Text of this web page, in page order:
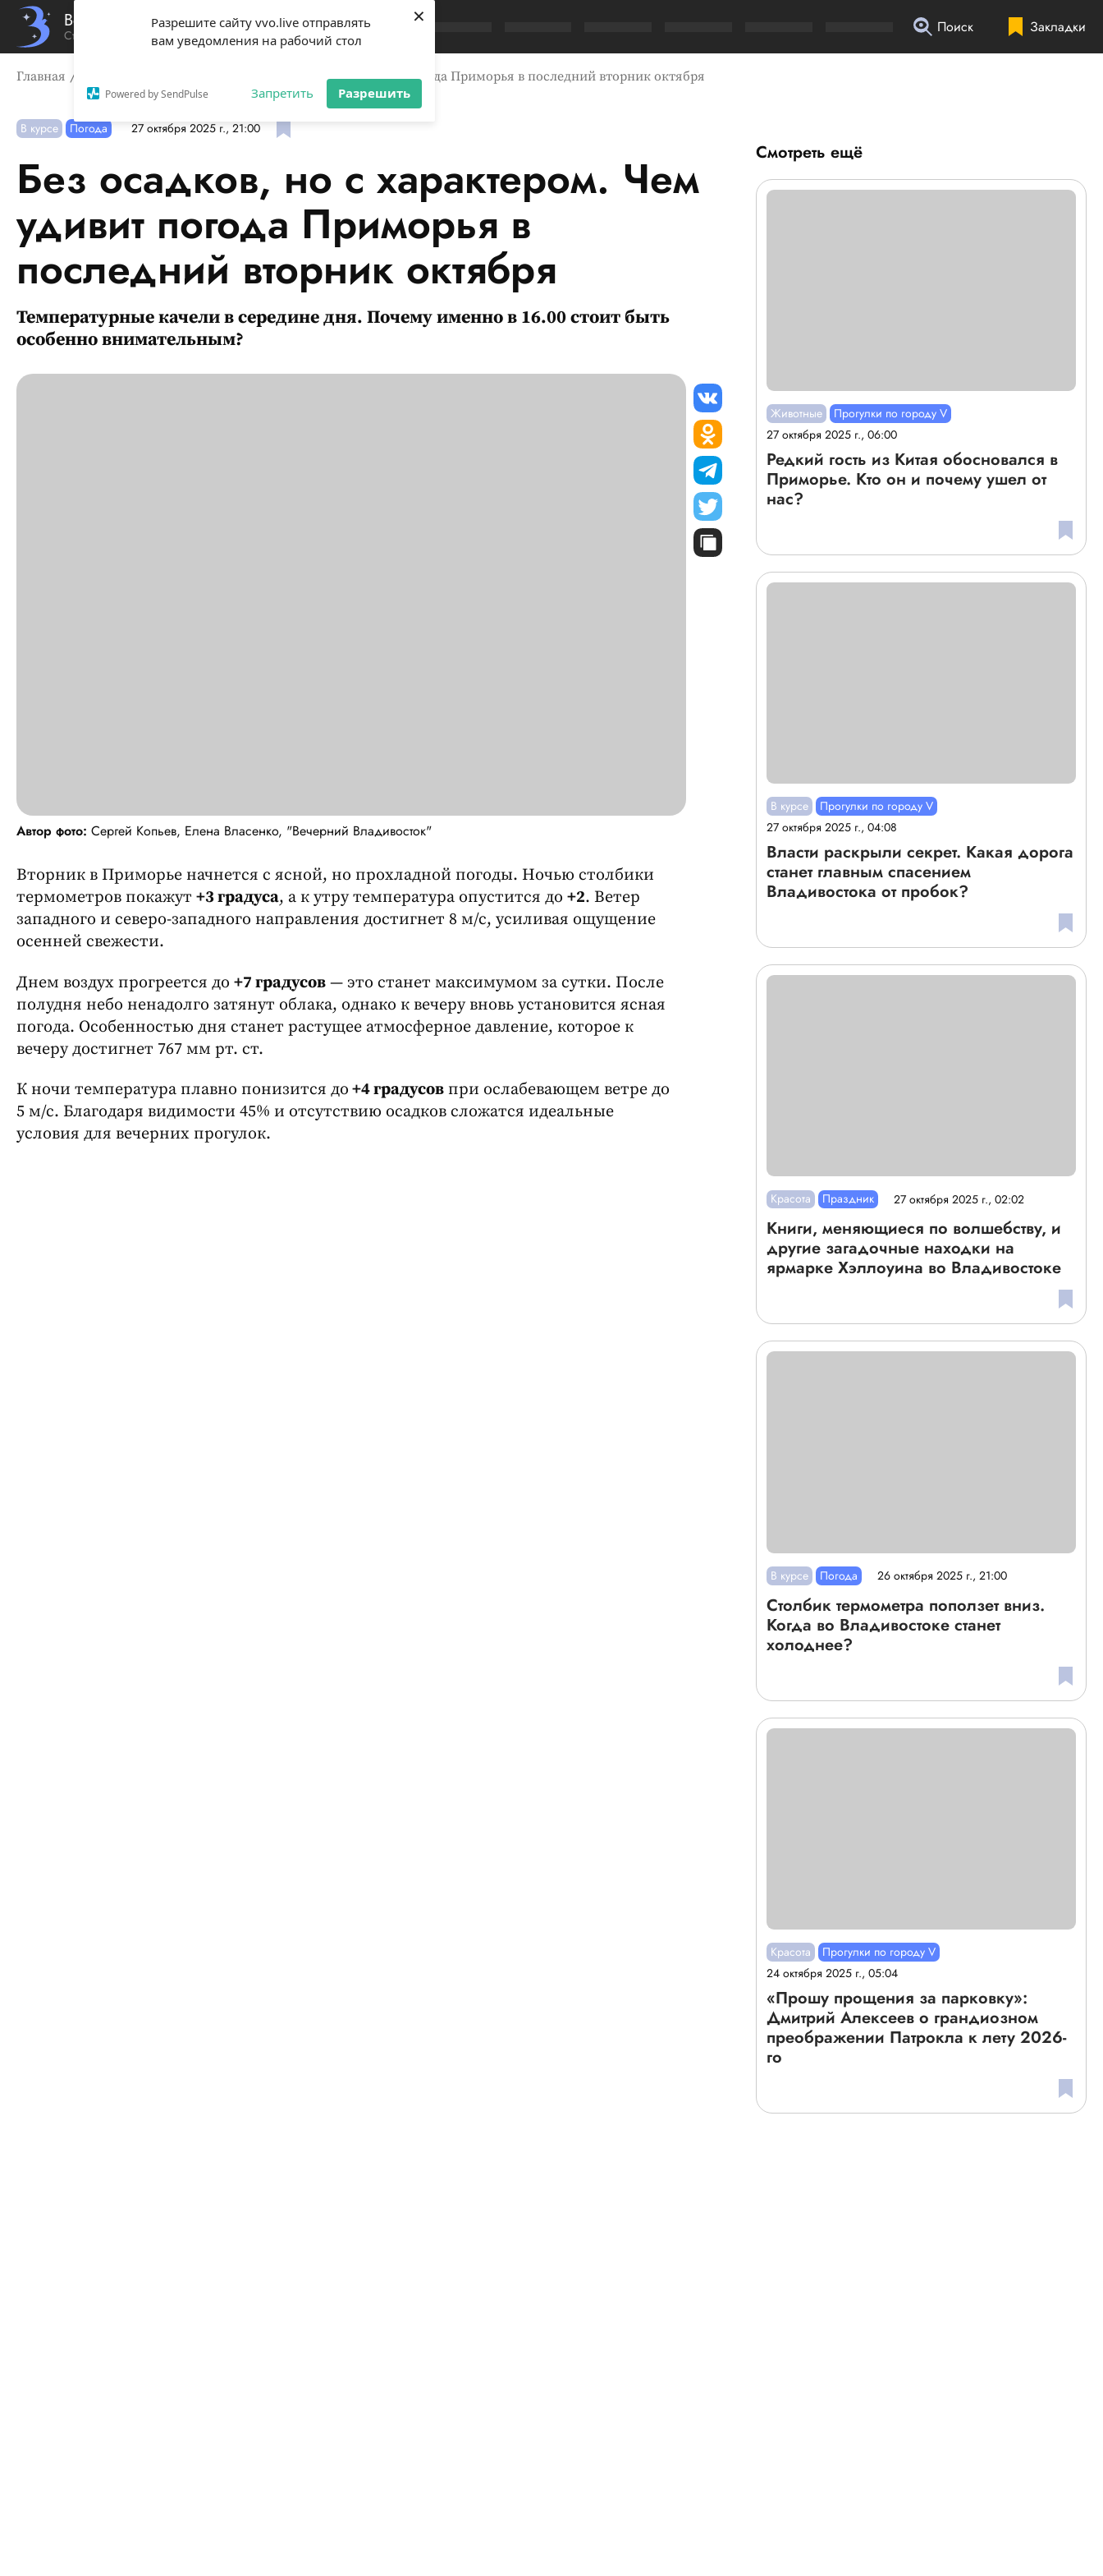
Разрешите сайту vvo.live отправлять
вам уведомления на рабочий стол
Powered by SendPulse Запретить Разрешить
×
Вечерний Владивосток
Стиль жизни твоего города Закладки
Поиск
Главная Без осадков, но с характером. Чем удивит погода Приморья в последний вторник октября
В курсе Погода 27 октября 2025 г., 21:00
Без осадков, но с характером. Чем
удивит погода Приморья в
последний вторник октября
Температурные качели в середине дня. Почему именно в 16.00 стоит быть
особенно внимательным?
Автор фото: Сергей Копьев, Елена Власенко, "Вечерний Владивосток"
Вторник в Приморье начнется с ясной, но прохладной погоды. Ночью столбики
термометров покажут +3 градуса, а к утру температура опустится до +2. Ветер
западного и северо-западного направления достигнет 8 м/с, усиливая ощущение
осенней свежести.
Днем воздух прогреется до +7 градусов — это станет максимумом за сутки. После
полудня небо ненадолго затянут облака, однако к вечеру вновь установится ясная
погода. Особенностью дня станет растущее атмосферное давление, которое к
вечеру достигнет 767 мм рт. ст.
К ночи температура плавно понизится до +4 градусов при ослабевающем ветре до
5 м/с. Благодаря видимости 45% и отсутствию осадков сложатся идеальные
условия для вечерних прогулок.
Смотреть ещё
Животные
Прогулки по городу V
27 октября 2025 г., 06:00
Редкий гость из Китая обосновался в
Приморье. Кто он и почему ушел от
нас?
В курсе
Прогулки по городу V
27 октября 2025 г., 04:08
Власти раскрыли секрет. Какая дорога
станет главным спасением
Владивостока от пробок?
Красота Праздник 27 октября 2025 г., 02:02
Книги, меняющиеся по волшебству, и
другие загадочные находки на
ярмарке Хэллоуина во Владивостоке
В курсе Погода 26 октября 2025 г., 21:00
Столбик термометра поползет вниз.
Когда во Владивостоке станет
холоднее?
Красота
Прогулки по городу V
24 октября 2025 г., 05:04
«Прошу прощения за парковку»:
Дмитрий Алексеев о грандиозном
преображении Патрокла к лету 2026-
го